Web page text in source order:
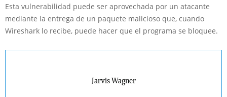
Esta vulnerabilidad puede ser aprovechada por un atacante
mediante la entrega de un paquete malicioso que, cuando
Wireshark lo recibe, puede hacer que el programa se bloquee.
Jarvis Wagner